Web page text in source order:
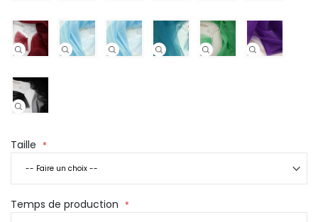
Taille
Temps de production